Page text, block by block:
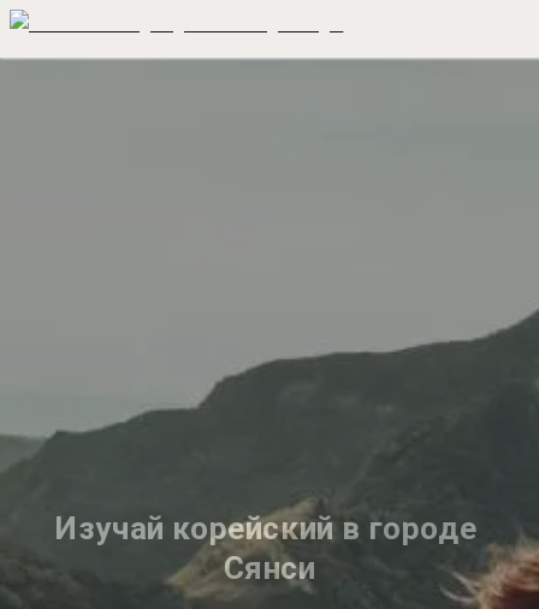
Изучай корейский в городе
Сянси